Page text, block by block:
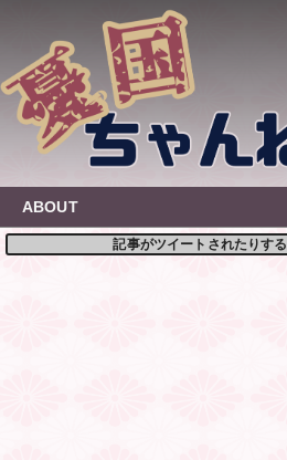
content
ABOUT
記事がツイートされたりする